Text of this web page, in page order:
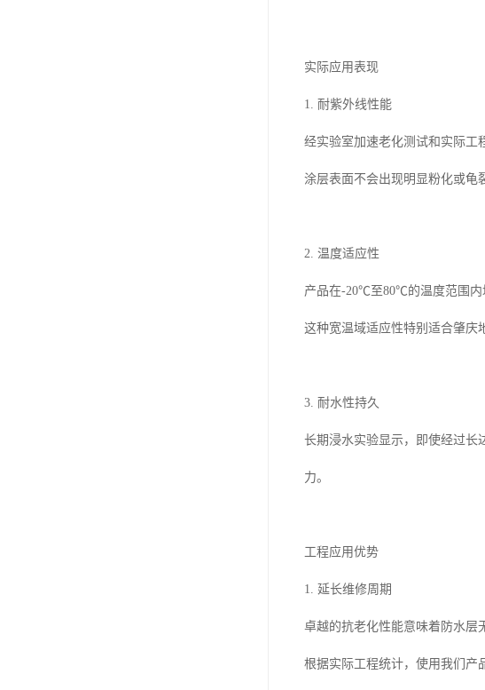
实际应用表现
1. 耐紫外线性能
经实验室加速老化测试和实际工
涂层表面不会出现明显粉化或龟
2. 温度适应性
产品在-20℃至80℃的温度范围内
这种宽温域适应性特别适合肇庆
3. 耐水性持久
长期浸水实验显示，即使经过长
力。
工程应用优势
1. 延长维修周期
卓越的抗老化性能意味着防水层
根据实际工程统计，使用我们产